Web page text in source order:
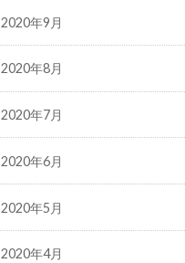
2020年9月
2020年8月
2020年7月
2020年6月
2020年5月
2020年4月